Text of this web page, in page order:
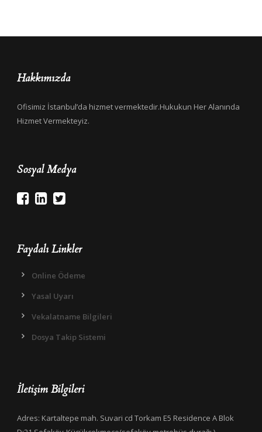
Hakkımızda
Ofisimiz İstanbul’da hizmet vermektedir.Hukukun Her Alanında
Hizmet Vermekteyiz.
Sosyal Medya
Faydalı Linkler
Online Ödeme
Yasal Uyarı
Vekalatname Bilgileri
Dosya Takip Sistemi
İletişim Bilgileri
Adres: Kartaltepe mah. Suvari cd Torkam E5 Residence A Blok